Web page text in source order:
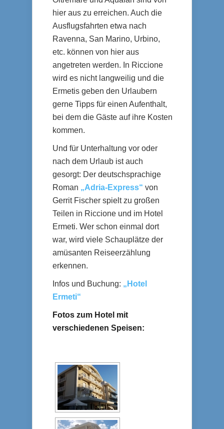
hier aus zu erreichen. Auch die
Ausflugsfahrten etwa nach
Ravenna, San Marino, Urbino,
etc. können von hier aus
angetreten werden. In Riccione
wird es nicht langweilig und die
Ermetis geben den Urlaubern
gerne Tipps für einen Aufenthalt,
bei dem die Gäste auf ihre Kosten
kommen.
Und für Unterhaltung vor oder
nach dem Urlaub ist auch
gesorgt: Der deutschsprachige
Roman „Adria-Express“ von
Gerrit Fischer spielt zu großen
Teilen in Riccione und im Hotel
Ermeti. Wer schon einmal dort
war, wird viele Schauplätze der
amüsanten Reiseerzählung
erkennen.
Infos und Buchung: „Hotel
Ermeti“
Fotos zum Hotel mit
verschiedenen Speisen: